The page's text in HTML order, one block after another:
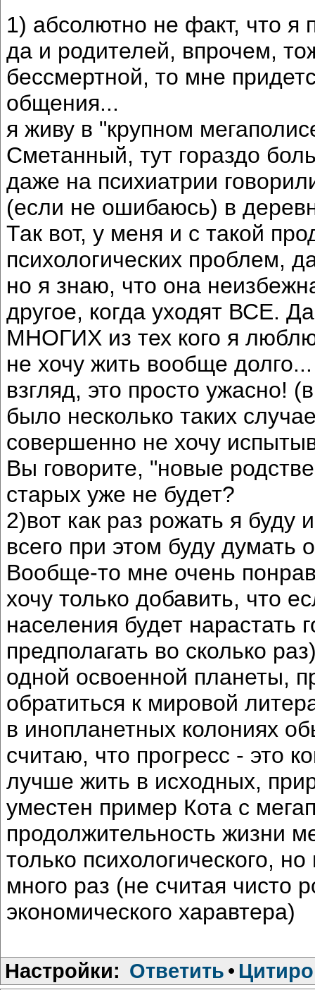
1) абсолютно не факт, что
да и родителей, впрочем,
бессмертной, то мне
общения...
я живу в "крупном
Сметанный, тут гораздо
даже на психиатрии
(если не ошибаюсь) в
Так вот, у меня и с такой
психологических проблем,
но я знаю, что она
другое, когда уходят ВСЕ.
МНОГИХ из тех кого я
не хочу жить вообще
взгляд, это просто ужасно!
было несколько таких
совершенно не хочу
Вы говорите, "новые
старых уже не будет?
2)вот как раз рожать я
всего при этом буду думать
Вообще-то мне очень
хочу только добавить, что
населения будет нарастать
предполагать во сколько
одной освоенной планеты,
обратиться к мировой
в инопланетных колониях
считаю, что прогресс - это
лучше жить в исходных,
уместен пример Кота с
продолжительность жизни
только психологического,
много раз (не считая чисто
экономического харавтера)
Настройки: Ответить •